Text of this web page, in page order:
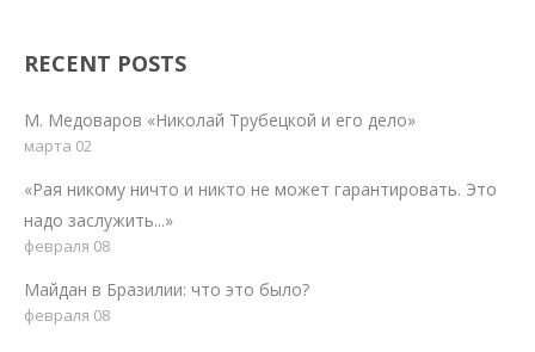
RECENT POSTS
М. Медоваров «Николай Трубецкой и его дело»
марта 02
«Рая никому ничто и никто не может гарантировать. Это
надо заслужить...»
февраля 08
Майдан в Бразилии: что это было?
февраля 08